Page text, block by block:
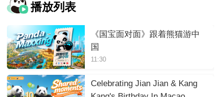
播放列表
《国宝面对面》跟着熊猫游中
国
11:30
Celebrating Jian Jian & Kang